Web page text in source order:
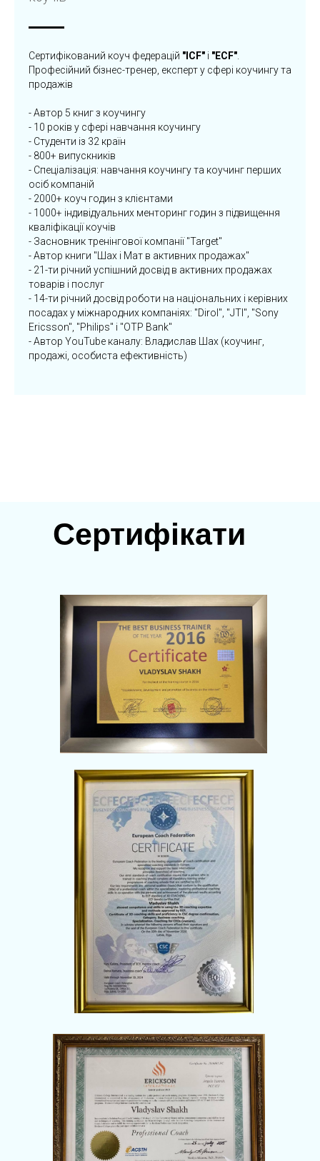
Сертифікований коуч федерацій "ICF" і "ECF"
Професійний бізнес-тренер, експерт у сфері коучингу та
продажів
- Автор 5 книг з коучингу
- 10 років у сфері навчання коучингу
- Студенти із 32 країн
- 800+ випускників
- Спеціалізація: навчання коучингу та коучинг перших
осіб компаній
- 2000+ коуч годин з клієнтами
- 1000+ індивідуальних менторинг годин з підвищення
кваліфікації коучів
- Засновник тренінгової компанії "Target"
- Автор книги "Шах і Мат в активних продажах"
- 21-ти річний успішний досвід в активних продажах
товарів і послуг
- 14-ти річний досвід роботи на національних і керівних
посадах у міжнародних компаніях: "Dirol", "JTI", "Sony
Ericsson", "Philips" і "OTP Bank"
- Автор YouTube каналу: Владислав Шах (коучинг,
продажі, особиста ефективність)
Сертифікати